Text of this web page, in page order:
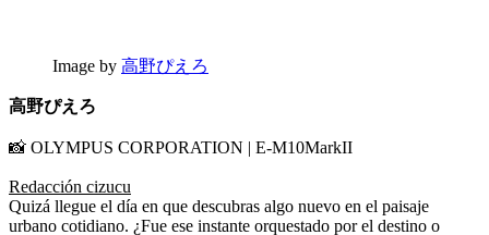
Image by 高野ぴえろ
高野ぴえろ
📸 OLYMPUS CORPORATION | E-M10MarkII
Redacción cizucu
Quizá llegue el día en que descubras algo nuevo en el paisaje
urbano cotidiano. ¿Fue ese instante orquestado por el destino o